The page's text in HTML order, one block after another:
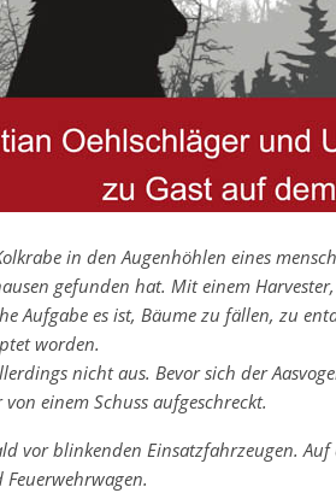
in den Augenhöhlen eines
gefunden hat. Mit einem
Aufgabe es ist, Bäume zu fällen, zu
worden.
nicht aus. Bevor sich der
einem Schuss aufgeschreckt.
vor blinkenden Einsatzfahrzeugen. Auf